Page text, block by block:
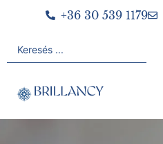
+36 30 539 1179